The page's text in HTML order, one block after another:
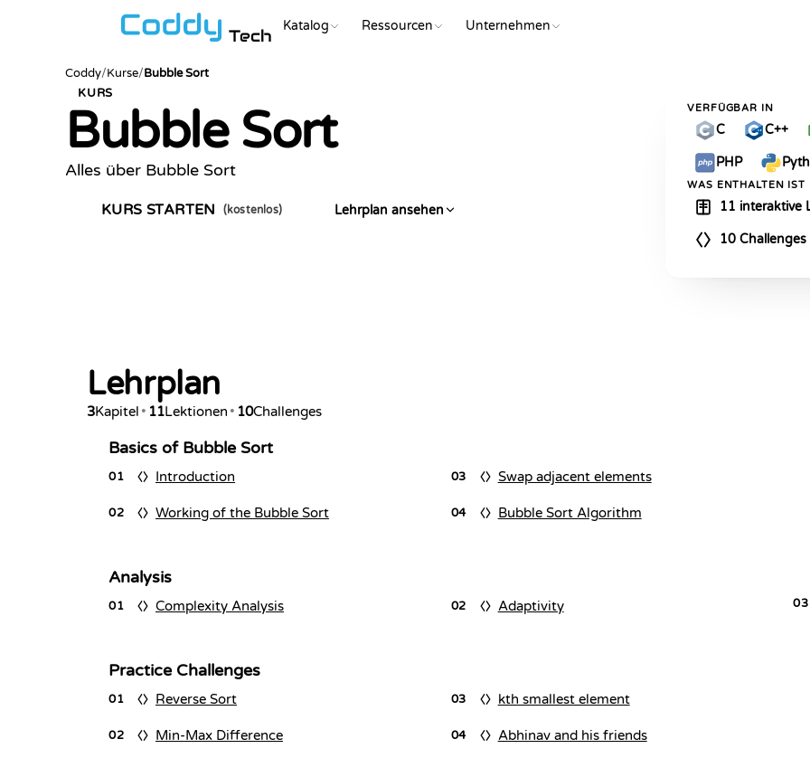
Tech Katalog Ressourcen Unternehmen
Coddy/Kurse/Bubble Sort
KURS
Bubble Sort
Alles über Bubble Sort
KURS STARTEN (kostenlos) Lehrplan ansehen
VERFÜGBAR IN
C C++
PHP
WAS ENTHALTEN IST
11 interaktive
10 Challenges
Lehrplan
3Kapitel • 11Lektionen • 10Challenges
Basics of Bubble Sort
01 Introduction
02 Working of the Bubble Sort
03 Swap adjacent elements
04 Bubble Sort Algorithm
Analysis
01 Complexity Analysis 02 Adaptivity 03
Practice Challenges
01 Reverse Sort
02 Min-Max Difference
03 kth smallest element
04 Abhinav and his friends